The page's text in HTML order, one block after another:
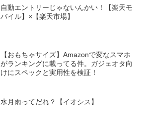
自動エントリーじゃないんかい！【楽天モ
バイル】×【楽天市場】
【おもちゃサイズ】Amazonで変なスマホ
がランキングに載ってる件。ガジェオタ向
けにスペックと実用性を検証！
水月雨ってだれ？【イオシス】